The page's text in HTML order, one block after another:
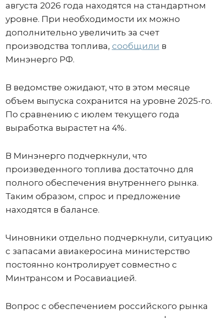
августа 2026 года находятся на стандартном
уровне. При необходимости их можно
дополнительно увеличить за счет
производства топлива, сообщили в
Минэнерго РФ.
В ведомстве ожидают, что в этом месяце
объем выпуска сохранится на уровне 2025-го.
По сравнению с июлем текущего года
выработка вырастет на 4%.
В Минэнерго подчеркнули, что
произведенного топлива достаточно для
полного обеспечения внутреннего рынка.
Таким образом, спрос и предложение
находятся в балансе.
Чиновники отдельно подчеркнули, ситуацию
с запасами авиакеросина министерство
постоянно контролирует совместно с
Минтрансом и Росавиацией.
Вопрос с обеспечением российского рынка